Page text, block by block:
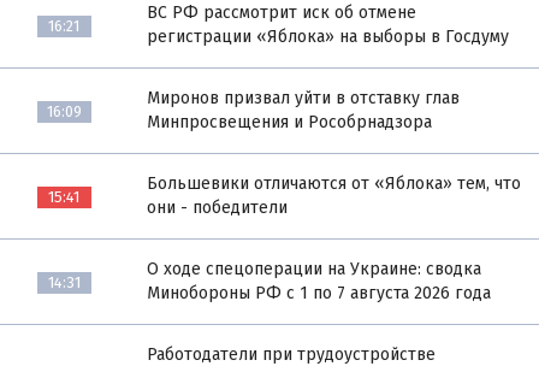
16:21
ВС РФ рассмотрит иск об отмене
регистрации «Яблока» на выборы в Госдуму
16:09
Миронов призвал уйти в отставку глав
Минпросвещения и Рособрнадзора
15:41
Большевики отличаются от «Яблока» тем, что
они - победители
14:31
О ходе спецоперации на Украине: сводка
Минобороны РФ с 1 по 7 августа 2026 года
Работодатели при трудоустройстве